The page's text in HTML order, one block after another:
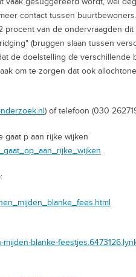
contact tussen
procent van de ondervraagden
(bruggen slaan tussen
de doelstelling de verschillende
om te zorgen dat ook
) of telefoon (030
gaat p aan rijke wijken
blanke-